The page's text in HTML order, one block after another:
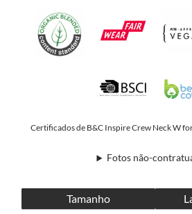
Certificados de B&C Inspire Crew Neck W
Fotos não-
Tamanho